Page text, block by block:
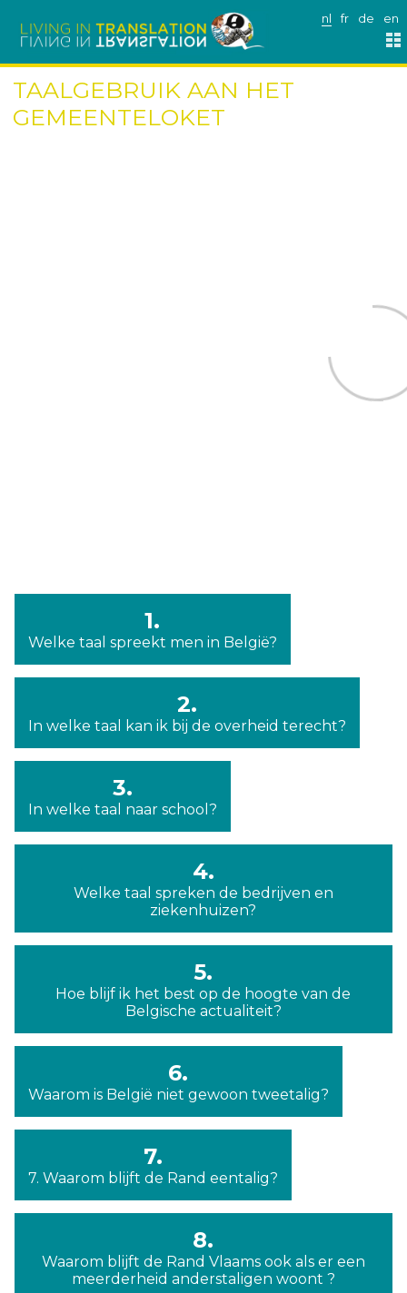
nl fr de en
TAALGEBRUIK AAN HET
GEMEENTELOKET
1.
Welke taal spreekt men in België?
2.
In welke taal kan ik bij de overheid terecht?
3.
In welke taal naar school?
4.
Welke taal spreken de bedrijven en
ziekenhuizen?
5.
Hoe blijf ik het best op de hoogte van de
Belgische actualiteit?
6.
Waarom is België niet gewoon tweetalig?
7.
7. Waarom blijft de Rand eentalig?
8.
Waarom blijft de Rand Vlaams ook als er een
meerderheid anderstaligen woont ?